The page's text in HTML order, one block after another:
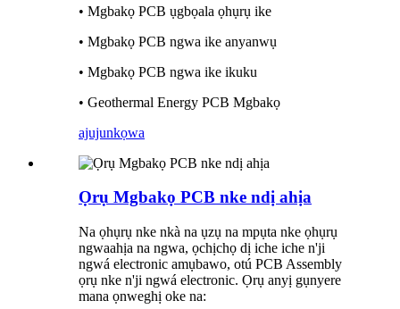
• Mgbakọ PCB ụgbọala ọhụrụ ike
• Mgbakọ PCB ngwa ike anyanwụ
• Mgbakọ PCB ngwa ike ikuku
• Geothermal Energy PCB Mgbakọ
ajujunkọwa
Ọrụ Mgbakọ PCB nke ndị ahịa
Na ọhụrụ nke nkà na ụzụ na mpụta nke ọhụrụ
ngwaahịa na ngwa, ọchịchọ dị iche iche n'ji
ngwá electronic amụbawo, otú PCB Assembly
ọrụ nke n'ji ngwá electronic. Ọrụ anyị gụnyere
mana ọnweghị oke na: